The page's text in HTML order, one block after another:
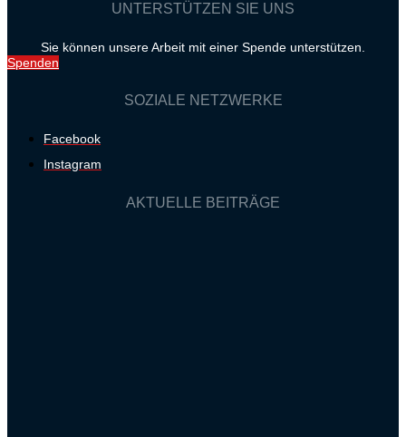
UNTERSTÜTZEN SIE UNS
Sie können unsere Arbeit mit einer Spende unterstützen.
Spenden
SOZIALE NETZWERKE
Facebook
Instagram
AKTUELLE BEITRÄGE